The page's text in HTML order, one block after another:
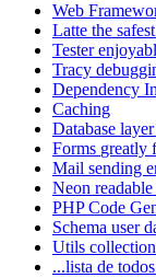
Web
Latte the
Tester
Tracy
Dependency
Caching
Database
Forms greatly
Mail sending
Neon
PHP Code
Schema user
Utils
...lista de